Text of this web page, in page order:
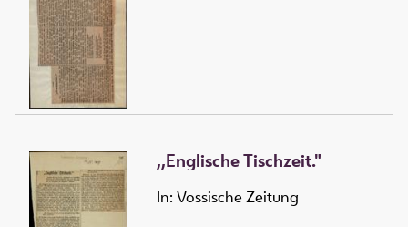
,,Englische Tischzeit."
In: Vossische Zeitung